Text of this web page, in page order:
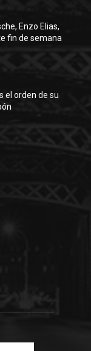
Enzo Elias,
fin de semana
el orden de su